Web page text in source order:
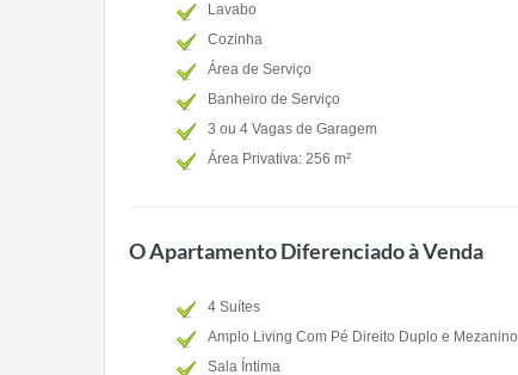
Lavabo
Cozinha
Área de Serviço
Banheiro de Serviço
3 ou 4 Vagas de Garagem
Área Privativa: 256 m²
O Apartamento Diferenciado à Venda
4 Suítes
Amplo Living Com Pé Direito Duplo e Mezanino
Sala Íntima